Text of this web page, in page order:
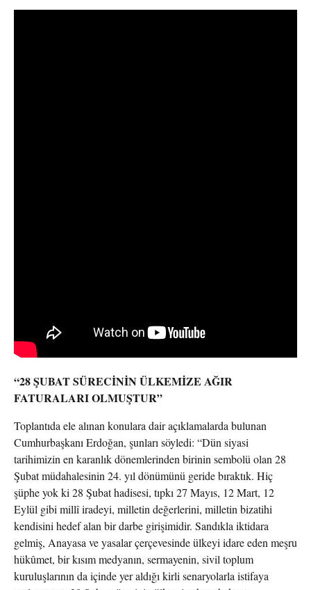
“28 ŞUBAT SÜRECİNİN ÜLKEMİZE AĞIR
FATURALARI OLMUŞTUR”
Toplantıda ele alınan konulara dair açıklamalarda bulunan
Cumhurbaşkanı Erdoğan, şunları söyledi: “Dün siyasi
tarihimizin en karanlık dönemlerinden birinin sembolü olan 28
Şubat müdahalesinin 24. yıl dönümünü geride bıraktık. Hiç
şüphe yok ki 28 Şubat hadisesi, tıpkı 27 Mayıs, 12 Mart, 12
Eylül gibi millî iradeyi, milletin değerlerini, milletin bizatihi
kendisini hedef alan bir darbe girişimidir. Sandıkla iktidara
gelmiş, Anayasa ve yasalar çerçevesinde ülkeyi idare eden meşru
hükûmet, bir kısım medyanın, sermayenin, sivil toplum
kuruluşlarının da içinde yer aldığı kirli senaryolarla istifaya